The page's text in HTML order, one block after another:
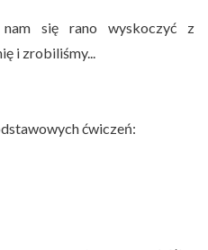
się rano wyskoczyć z
i zrobiliśmy...
ćwiczeń: